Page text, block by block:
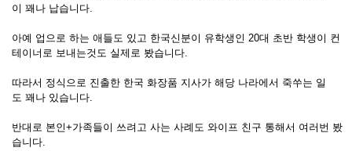
이 꽤나 납습니다.
아예 업으로 하는 애들도 있고 한국신분이 유학생인 20대 초반 학생이 컨
테이너로 보내는것도 실제로 봤습니다.
따라서 정식으로 진출한 한국 화장품 지사가 해당 나라에서 죽쑤는 일
도 꽤나 있습니다.
반대로 본인+가족들이 쓰려고 사는 사례도 와이프 친구 통해서 여러번 봤
습니다.